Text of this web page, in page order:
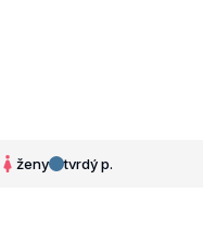
ženy tvrdý p.